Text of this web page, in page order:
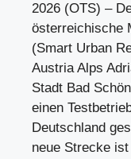
2026 (OTS) –
österreichische
(Smart Urban
Austria Alps
Stadt Bad
einen
Deutschland
neue Strecke